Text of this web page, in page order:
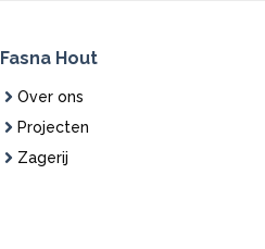
Fasna Hout
Over ons
Projecten
Zagerij